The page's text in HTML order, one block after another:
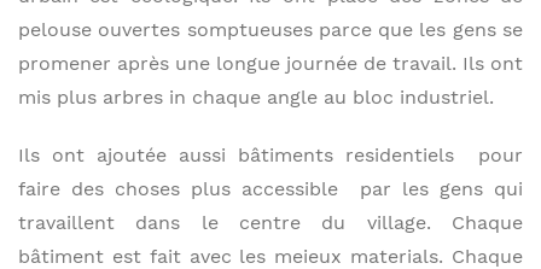
pelouse ouvertes somptueuses parce que les gens se
promener après une longue journée de travail. Ils ont
mis plus arbres in chaque angle au bloc industriel.
Ils ont ajoutée aussi bâtiments residentiels pour
faire des choses plus accessible par les gens qui
travaillent dans le centre du village. Chaque
bâtiment est fait avec les meieux materials. Chaque